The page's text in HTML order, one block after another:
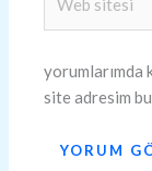
sitesi
yorumlarımda
site adresim